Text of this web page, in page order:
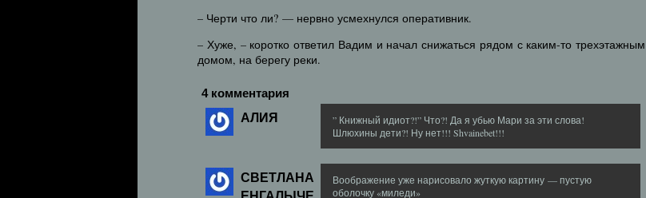
– Черти что ли? — нервно усмехнулся оперативник.
– Хуже, – коротко ответил Вадим и начал снижаться рядом с каким-то трехэтажным
домом, на берегу реки.
4 комментария
АЛИЯ
” Книжный идиот?!” Что?! Да я убью Мари за эти слова!
Шлюхины дети?! Ну нет!!! Shvainebet!!!
СВЕТЛАНА
Воображение уже нарисовало жуткую картину — пустую
оболочку «миледи»